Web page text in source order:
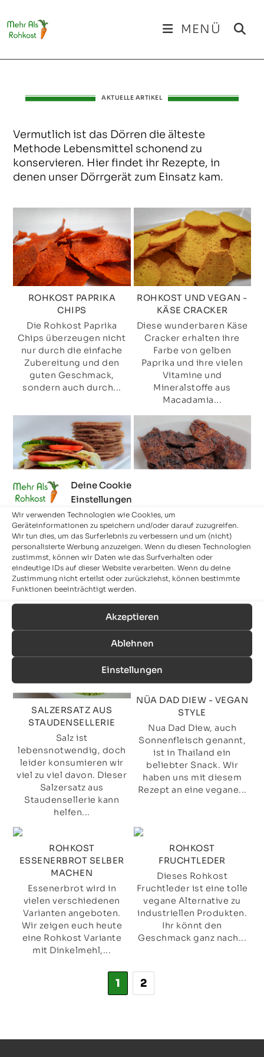
Deine Cookie
Einstellungen
Wir verwenden Technologien wie Cookies, um
Geräteinformationen zu speichern und/oder darauf zuzugreifen.
Wir tun dies, um das Surferlebnis zu verbessern und um (nicht)
personalisierte Werbung anzuzeigen. Wenn du diesen Technologien
zustimmst, können wir Daten wie das Surfverhalten oder
eindeutige IDs auf dieser Website verarbeiten. Wenn du deine
Zustimmung nicht erteilst oder zurückziehst, können bestimmte
Funktionen beeinträchtigt werden.
Akzeptieren
Ablehnen
Einstellungen
MENÜ
AKTUELLE ARTIKEL
Vermutlich ist das Dörren die älteste
Methode Lebensmittel schonend zu
konservieren. Hier findet ihr Rezepte, in
denen unser Dörrgerät zum Einsatz kam.
ROHKOST PAPRIKA
CHIPS
Die Rohkost Paprika
Chips überzeugen nicht
nur durch die einfache
Zubereitung und den
guten Geschmack,
sondern auch durch...
ROHKOST UND VEGAN -
KÄSE CRACKER
Diese wunderbaren Käse
Cracker erhalten ihre
Farbe von gelben
Paprika und ihre vielen
Vitamine und
Mineralstoffe aus
Macadamia...
VEGANES LOW CARB
ROHKOST BROT
Dieser Rohkost Teig war
ursprünglich nur für ein
Rohkost Brot gedacht.
Allerdings könnt ihr
daraus auch Mini Pizzen
oder...
Dieses vegane Beef
Jerky hat bei uns sogar
Fleischesser überzeugt.
Ihr benötigt dazu nur
Seitan, eine gute
SALZERSATZ AUS
STAUDENSELLERIE
Salz ist
lebensnotwendig, doch
leider konsumieren wir
viel zu viel davon. Dieser
Salzersatz aus
Staudensellerie kann
helfen...
NÜA DAD DIEW - VEGAN
STYLE
Nua Dad Diew, auch
Sonnenfleisch genannt,
ist in Thailand ein
beliebter Snack. Wir
haben uns mit diesem
Rezept an eine vegane...
ROHKOST
ESSENERBROT SELBER
MACHEN
Essenerbrot wird in
vielen verschiedenen
Varianten angeboten.
Wir zeigen euch heute
eine Rohkost Variante
mit Dinkelmehl,...
ROHKOST
FRUCHTLEDER
Dieses Rohkost
Fruchtleder ist eine tolle
vegane Alternative zu
industriellen Produkten.
Ihr könnt den
Geschmack ganz nach...
1 2